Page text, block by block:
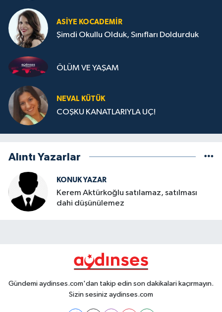
ASIYE KOCADEMİR
Şimdi Okullu Olduk, Sınıfları Doldurduk
ÖLÜM VE YAŞAM
NEVAL KÜTÜK
COŞKU KANATLARIYLA UÇ!
Alıntı Yazarlar
KONUK YAZAR
Kerem Aktürkoğlu satılamaz, satılması
dahi düşünülemez
Gündemi aydinses.com'dan takip edin son dakikalari kaçırmayın.
Sizin sesiniz aydinses.com